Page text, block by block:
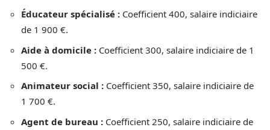
Éducateur spécialisé : Coefficient 400, salaire indiciaire
de 1 900 €.
Aide à domicile : Coefficient 300, salaire indiciaire de 1
500 €.
Animateur social : Coefficient 350, salaire indiciaire de
1 700 €.
Agent de bureau : Coefficient 250, salaire indiciaire de